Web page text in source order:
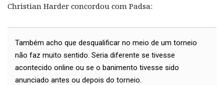
Christian Harder concordou com Padsa:
Também acho que desqualificar no meio de um torneio
não faz muito sentido. Seria diferente se tivesse
acontecido online ou se o banimento tivesse sido
anunciado antes ou depois do torneio.